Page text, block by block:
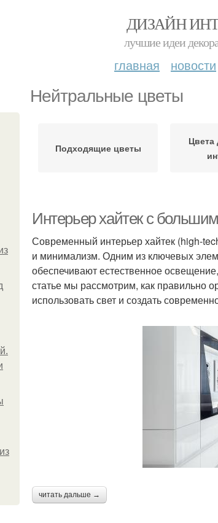
ДИЗАЙН
лучшие идеи
главная новости
Нейтральные цветы
Подходящие цветы
Цвета
Интерьер хайтек с
Современный интерьер хайтек (high-
и минимализм. Одним из ключевых
обеспечивают естественное
статье мы рассмотрим, как правильно
использовать свет и создать
читать дальше →